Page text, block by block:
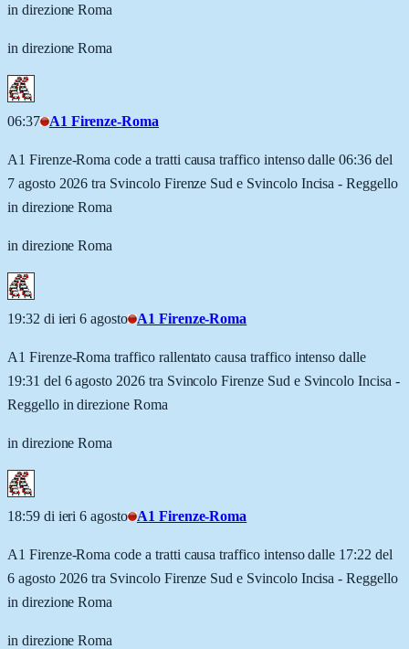
in direzione Roma
in direzione Roma
06:37 A1 Firenze-Roma
A1 Firenze-Roma code a tratti causa traffico intenso dalle 06:36 del
7 agosto 2026 tra Svincolo Firenze Sud e Svincolo Incisa - Reggello
in direzione Roma
in direzione Roma
19:32 di ieri 6 agosto A1 Firenze-Roma
A1 Firenze-Roma traffico rallentato causa traffico intenso dalle
19:31 del 6 agosto 2026 tra Svincolo Firenze Sud e Svincolo Incisa -
Reggello in direzione Roma
in direzione Roma
18:59 di ieri 6 agosto A1 Firenze-Roma
A1 Firenze-Roma code a tratti causa traffico intenso dalle 17:22 del
6 agosto 2026 tra Svincolo Firenze Sud e Svincolo Incisa - Reggello
in direzione Roma
in direzione Roma